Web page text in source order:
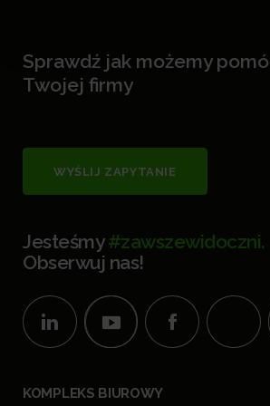
Sprawdź jak możemy
Twojej firmy
WYŚLIJ ZAPYTANIE
Jesteśmy#zawszewidoczni.
Obserwuj nas!
KOMPLEKS BIUROWY